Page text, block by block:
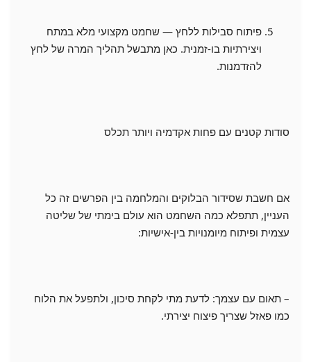
פיתוח סבילות ללחץ — שחמט מקצועי מלא במתח
ויצירתיות בו-זמנית. כאן מתבשל תהליך המרה של לחץ
להזדמנות.
סודות קטנים עם פחות אקדמיה ויותר תכלס
אם חשבת שסידור הבלוקים והמלחמה בין הפרשים זה כל
העניין, תתפלא כמה השחמט הוא עולם בימתי של שליטה
עצמית ופיתוח מיומנויות בין-אישיות:
– תאום עם עצמך: לדעת מתי לקחת סיכון, ולתפעל את הלוח
כמו פאזל שצריך פיצוח יצירתי.